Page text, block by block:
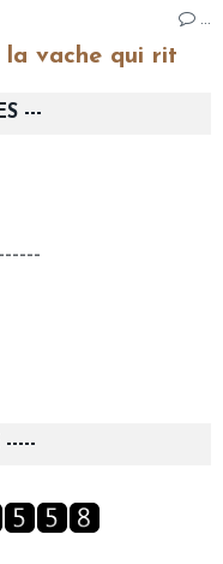
…
la vache qui rit
---